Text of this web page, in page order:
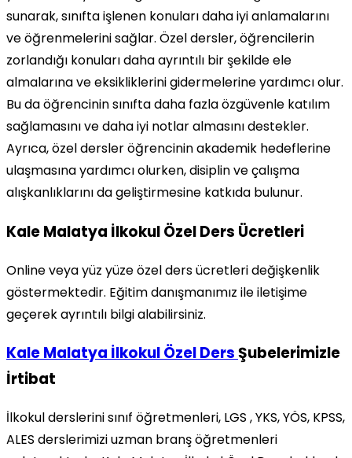
sunarak, sınıfta işlenen konuları daha iyi anlamalarını
ve öğrenmelerini sağlar. Özel dersler, öğrencilerin
zorlandığı konuları daha ayrıntılı bir şekilde ele
almalarına ve eksikliklerini gidermelerine yardımcı olur.
Bu da öğrencinin sınıfta daha fazla özgüvenle katılım
sağlamasını ve daha iyi notlar almasını destekler.
Ayrıca, özel dersler öğrencinin akademik hedeflerine
ulaşmasına yardımcı olurken, disiplin ve çalışma
alışkanlıklarını da geliştirmesine katkıda bulunur.
Kale Malatya İlkokul Özel Ders Ücretleri
Online veya yüz yüze özel ders ücretleri değişkenlik
göstermektedir. Eğitim danışmanımız ile iletişime
geçerek ayrıntılı bilgi alabilirsiniz.
Kale Malatya İlkokul Özel DersŞubelerimizle
İrtibat
İlkokul derslerini sınıf öğretmenleri, LGS , YKS, YÖS, KPSS,
ALES derslerimizi uzman branş öğretmenleri